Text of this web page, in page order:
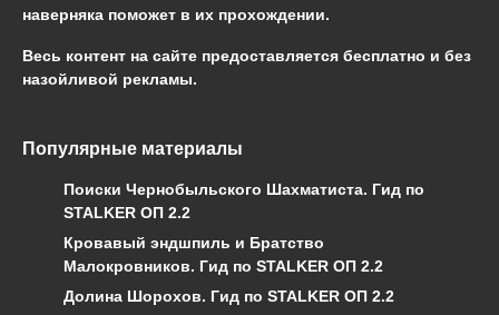
наверняка поможет в их прохождении.
Весь контент на сайте предоставляется бесплатно и без
назойливой рекламы.
Популярные материалы
Поиски Чернобыльского Шахматиста. Гид по
STALKER ОП 2.2
Кровавый эндшпиль и Братство
Малокровников. Гид по STALKER ОП 2.2
Долина Шорохов. Гид по STALKER ОП 2.2